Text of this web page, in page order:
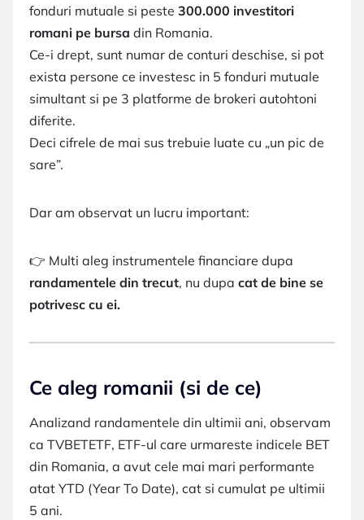
fonduri mutuale si peste 300.000 investitori
romani pe bursa din Romania.
Ce-i drept, sunt numar de conturi deschise, si pot
exista persone ce investesc in 5 fonduri mutuale
simultant si pe 3 platforme de brokeri autohtoni
diferite.
Deci cifrele de mai sus trebuie luate cu „un pic de
sare”.
Dar am observat un lucru important:
👉 Multi aleg instrumentele financiare dupa
randamentele din trecut, nu dupa cat de bine se
potrivesc cu ei.
Ce aleg romanii (si de ce)
Analizand randamentele din ultimii ani, observam
ca TVBETETF, ETF-ul care urmareste indicele BET
din Romania, a avut cele mai mari performante
atat YTD (Year To Date), cat si cumulat pe ultimii
5 ani.